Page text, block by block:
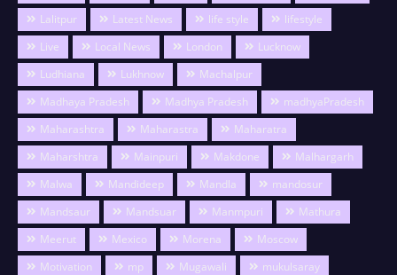
Lalitpur
Latest News life style
lifestyle
Live
Local News London
Lucknow
Ludhiana
Lukhnow
Machalpur
Madhaya Pradesh
Madhya Pradesh
madhyaPradesh
Maharashtra
Maharastra
Maharatra
Maharshtra
Mainpuri Makdone
Malhargarh
Malwa
Mandideep Mandla
mandosur
Mandsaur
Mandsuar Manmpuri
Mathura
Meerut
Mexico Morena
Moscow
Motivation
mp Mugawali
mukulsaray